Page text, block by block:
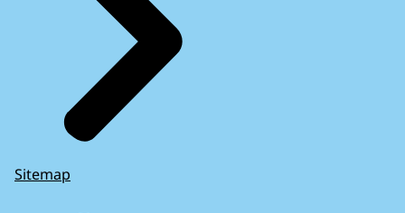
Sitemap